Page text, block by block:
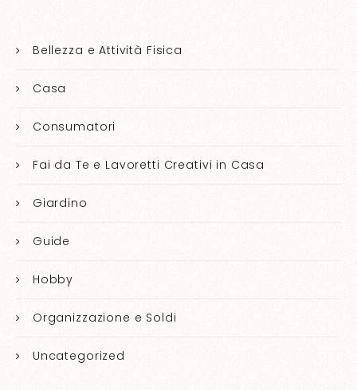
Bellezza e Attività Fisica
Casa
Consumatori
Fai da Te e Lavoretti Creativi in Casa
Giardino
Guide
Hobby
Organizzazione e Soldi
Uncategorized